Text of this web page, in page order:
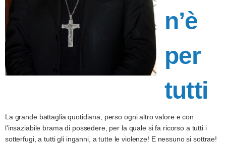
n’è
per
tutti
La grande battaglia quotidiana, perso ogni altro valore e con
l’insaziabile brama di possedere, per la quale si fa ricorso a tutti i
sotterfugi, a tutti gli inganni, a tutte le violenze! E nessuno si sottrae!